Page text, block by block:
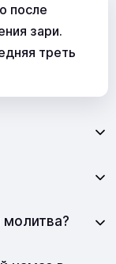
после
зари.
треть
молитва?